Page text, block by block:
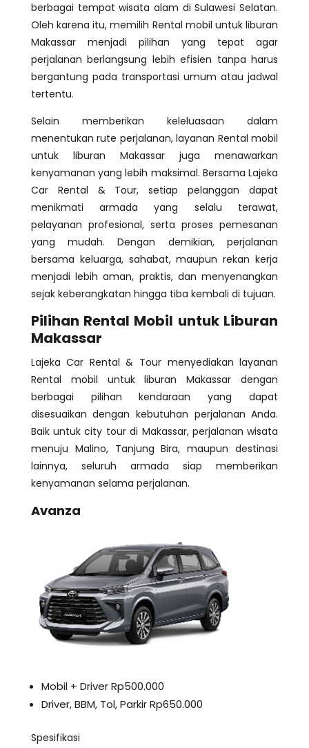
berbagai tempat wisata alam di Sulawesi Selatan.
Oleh karena itu, memilih Rental mobil untuk liburan
Makassar menjadi pilihan yang tepat agar
perjalanan berlangsung lebih efisien tanpa harus
bergantung pada transportasi umum atau jadwal
tertentu.
Selain memberikan keleluasaan dalam
menentukan rute perjalanan, layanan Rental mobil
untuk liburan Makassar juga menawarkan
kenyamanan yang lebih maksimal. Bersama Lajeka
Car Rental & Tour, setiap pelanggan dapat
menikmati armada yang selalu terawat,
pelayanan profesional, serta proses pemesanan
yang mudah. Dengan demikian, perjalanan
bersama keluarga, sahabat, maupun rekan kerja
menjadi lebih aman, praktis, dan menyenangkan
sejak keberangkatan hingga tiba kembali di tujuan.
Pilihan Rental Mobil untuk Liburan
Makassar
Lajeka Car Rental & Tour menyediakan layanan
Rental mobil untuk liburan Makassar dengan
berbagai pilihan kendaraan yang dapat
disesuaikan dengan kebutuhan perjalanan Anda.
Baik untuk city tour di Makassar, perjalanan wisata
menuju Malino, Tanjung Bira, maupun destinasi
lainnya, seluruh armada siap memberikan
kenyamanan selama perjalanan.
Avanza
Mobil + Driver Rp500.000
Driver, BBM, Tol, Parkir Rp650.000
Spesifikasi